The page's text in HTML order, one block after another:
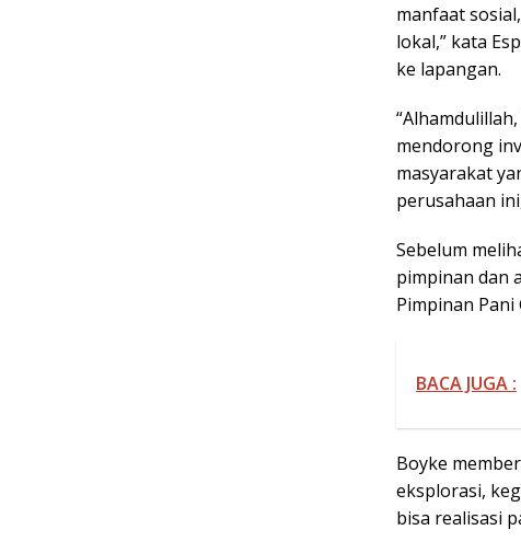
manfaat
lokal,” kata
ke lapangan.
mendorong
masyarakat
perusahaan
Sebelum
pimpinan dan
Pimpinan Pani
BACA JUGA :
Boyke
eksplorasi,
bisa realisasi